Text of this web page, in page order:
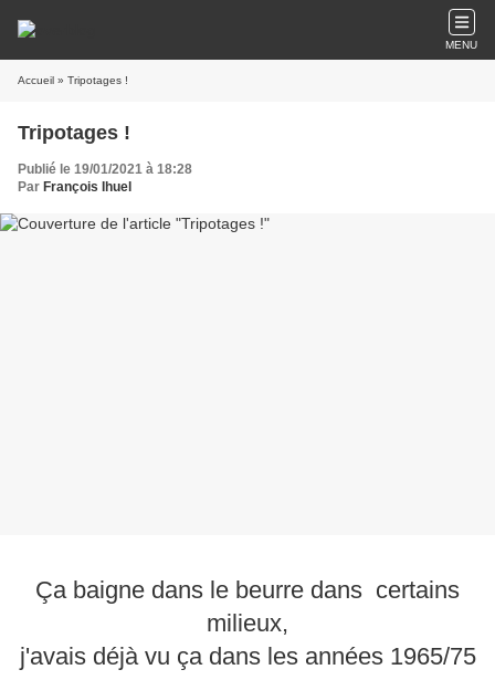
MENU
Accueil » Tripotages !
Tripotages !
Publié le 19/01/2021 à 18:28
Par François Ihuel
Ça baigne dans le beurre dans certains
milieux,
j'avais déjà vu ça dans les années 1965/75